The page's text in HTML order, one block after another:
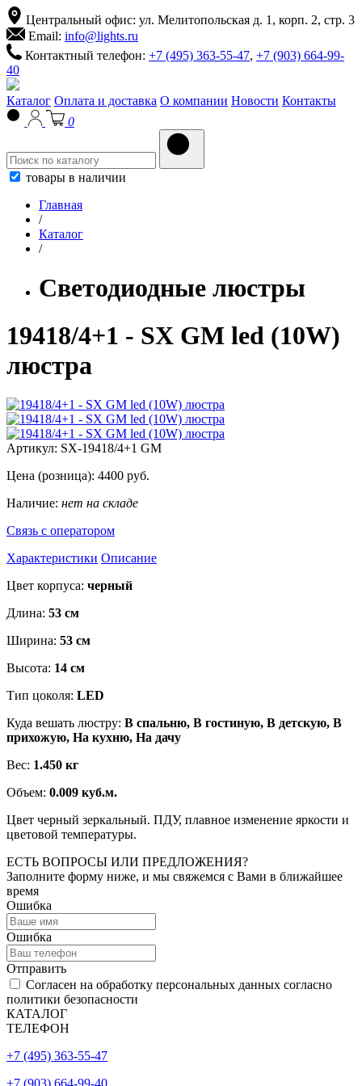
Центральный офис: ул. Мелитопольская д. 1, корп. 2, стр. 3
Email: info@lights.ru
Контактный телефон: +7 (495) 363-55-47, +7 (903) 664-99-
40
Каталог Оплата и доставка О компании Новости Контакты
0
товары в наличии
Главная
/
Каталог
/
Светодиодные люстры
19418/4+1 - SX GM led (10W)
люстра
Артикул: SX-19418/4+1 GM
Цена (розница): 4400 руб.
Наличие: нет на складе
Связь с оператором
Характеристики Описание
Цвет корпуса: черный
Длина: 53 см
Ширина: 53 см
Высота: 14 см
Тип цоколя: LED
Куда вешать люстру: В спальню, В гостиную, В детскую, В
прихожую, На кухню, На дачу
Вес: 1.450 кг
Объем: 0.009 куб.м.
Цвет черный зеркальный. ПДУ, плавное изменение яркости и
цветовой температуры.
ЕСТЬ ВОПРОСЫ ИЛИ ПРЕДЛОЖЕНИЯ?
Заполните форму ниже, и мы свяжемся с Вами в ближайшее
время
Ошибка
Ошибка
Отправить
Согласен на обработку персональных данных согласно
политики безопасности
КАТАЛОГ
ТЕЛЕФОН
+7 (495) 363-55-47